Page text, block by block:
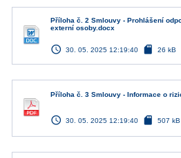
Příloha č. 2 Smlouvy - Prohlášení
externí osoby.docx
access_time 30. 05. 2025 12:19:40 sd_card 26 kB
Příloha č. 3 Smlouvy - Informace o
access_time 30. 05. 2025 12:19:40 sd_card 507 kB